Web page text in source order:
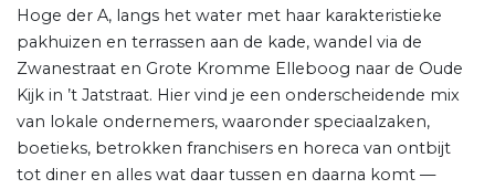
Hoge der A, langs het water met haar karakteristieke
pakhuizen en terrassen aan de kade, wandel via de
Zwanestraat en Grote Kromme Elleboog naar de Oude
Kijk in ’t Jatstraat. Hier vind je een onderscheidende mix
van lokale ondernemers, waaronder speciaalzaken,
boetieks, betrokken franchisers en horeca van ontbijt
tot diner en alles wat daar tussen en daarna komt —